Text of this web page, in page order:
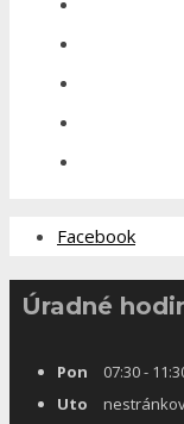
Facebook
Úradné
Pon 07:30 -
Uto